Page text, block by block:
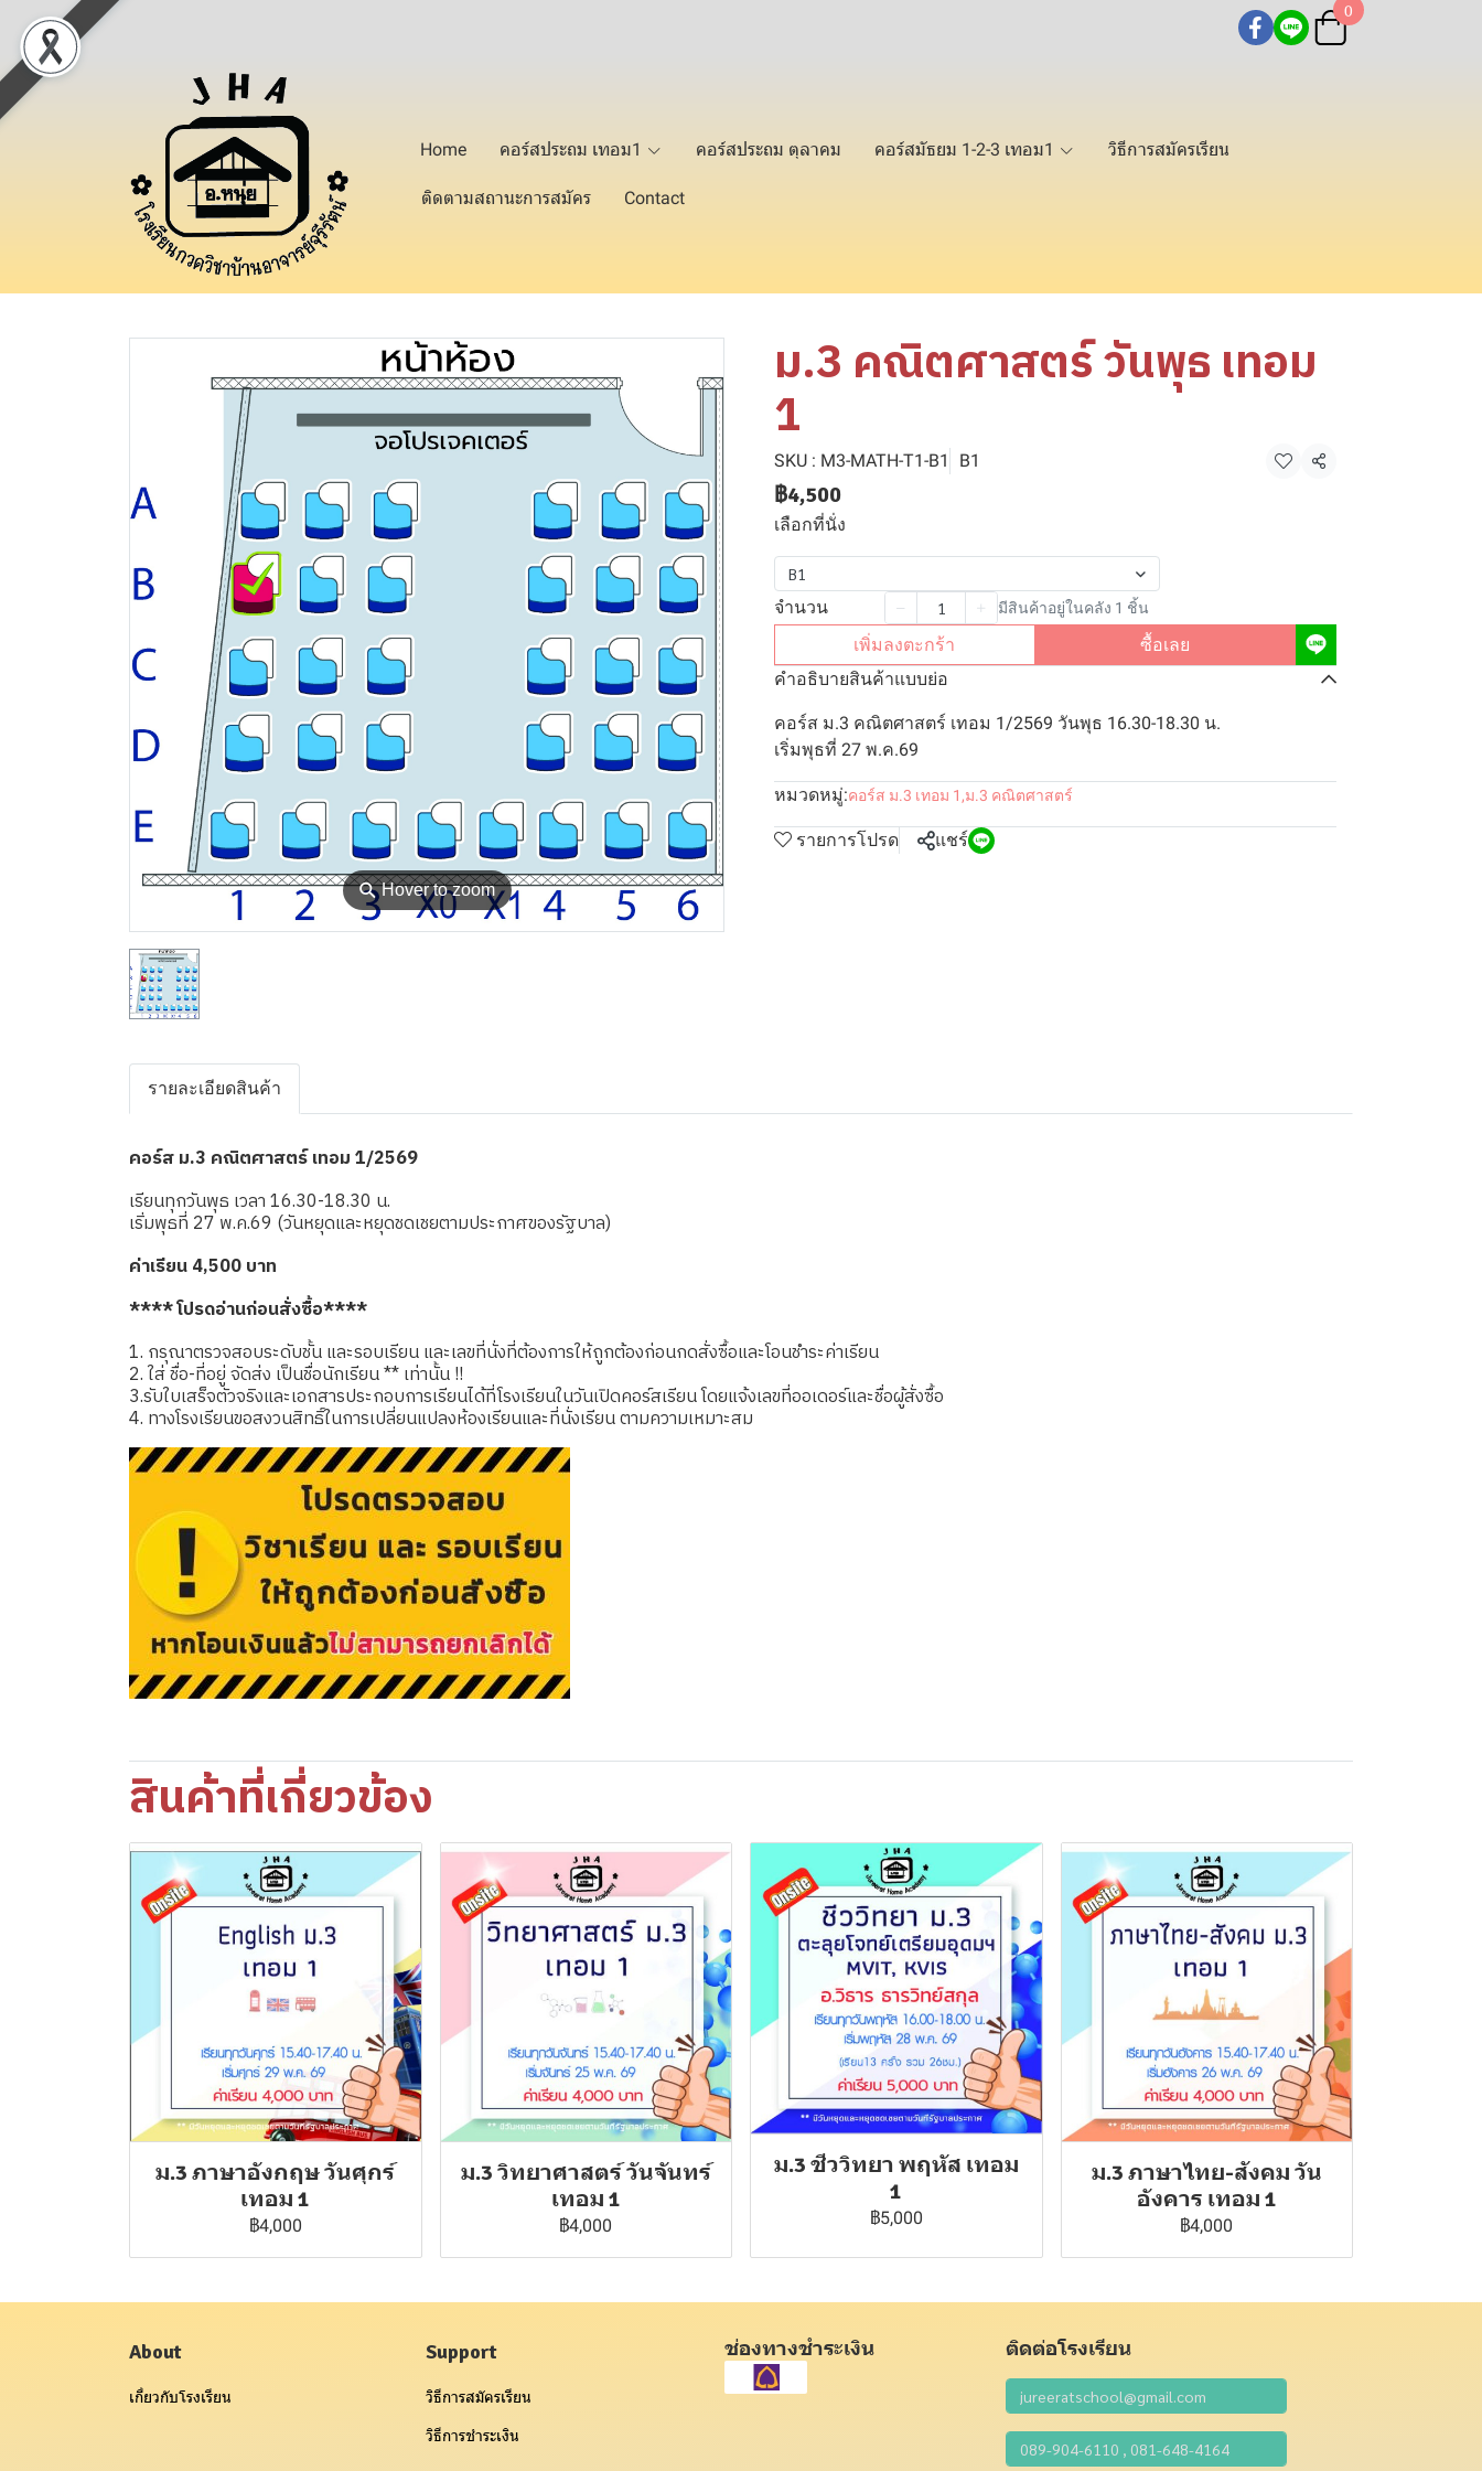
0
Home คอร์สประถม เทอม1 คอร์สประถม ตุลาคม คอร์สมัธยม 1-2-3 เทอม1 วิธีการสมัครเรียน
ติดตามสถานะการสมัคร Contact
⚲Hover to zoom
ม.3 คณิตศาสตร์ วันพุธ เทอม
1
SKU : M3-MATH-T1-B1 B1 แชร์
฿4,500
เลือกที่นั่ง
B1
จำนวน มีสินค้าอยู่ในคลัง 1 ชิ้น
เพิ่มลงตะกร้า
ซื้อเลย
คำอธิบายสินค้าแบบย่อ
คอร์ส ม.3 คณิตศาสตร์ เทอม 1/2569 วันพุธ 16.30-18.30 น.
เริ่มพุธที่ 27 พ.ค.69
หมวดหมู่:คอร์ส ม.3 เทอม 1 ,ม.3 คณิตศาสตร์
รายการโปรด แชร์
รายละเอียดสินค้า
คอร์ส ม.3 คณิตศาสตร์ เทอม 1/2569
เรียนทุกวันพุธ เวลา 16.30-18.30 น.
เริ่มพุธที่ 27 พ.ค.69 (วันหยุดและหยุดชดเชยตามประกาศของรัฐบาล)
ค่าเรียน 4,500 บาท
**** โปรดอ่านก่อนสั่งซื้อ****
1. กรุณาตรวจสอบระดับชั้น และรอบเรียน และเลขที่นั่งที่ต้องการให้ถูกต้องก่อนกดสั่งซื้อและโอนชำระค่าเรียน
2. ใส่ ชื่อ-ที่อยู่ จัดส่ง เป็นชื่อนักเรียน ** เท่านั้น !!
3.รับใบเสร็จตัวจริงและเอกสารประกอบการเรียนได้ที่โรงเรียนในวันเปิดคอร์สเรียน โดยแจ้งเลขที่ออเดอร์และชื่อผู้สั่งซื้อ
4. ทางโรงเรียนขอสงวนสิทธิ์ในการเปลี่ยนแปลงห้องเรียนและที่นั่งเรียน ตามความเหมาะสม
สินค้าที่เกี่ยวข้อง
ม.3 ภาษาอังกฤษ วันศุกร์
เทอม 1
฿4,000
ม.3 วิทยาศาสตร์ วันจันทร์
เทอม 1
฿4,000
ม.3 ชีววิทยา พฤหัส เทอม
1
฿5,000
ม.3 ภาษาไทย-สังคม วัน
อังคาร เทอม 1
฿4,000
About
เกี่ยวกับโรงเรียน
Support
วิธีการสมัครเรียน
วิธีการชำระเงิน
ช่องทางชำระเงิน ติดต่อโรงเรียน